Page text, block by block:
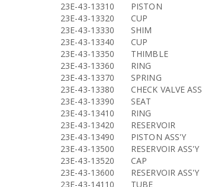
23E-43-13310
PISTON
23E-43-13320
CUP
23E-43-13330
SHIM
23E-43-13340
CUP
23E-43-13350
THIMBLE
23E-43-13360
RING
23E-43-13370
SPRING
23E-43-13380
CHECK VALVE ASS
23E-43-13390
SEAT
23E-43-13410
RING
23E-43-13420
RESERVOIR
23E-43-13490
PISTON ASS'Y
23E-43-13500
RESERVOIR ASS'Y
23E-43-13520
CAP
23E-43-13600
RESERVOIR ASS'Y
23E-43-14110
TUBE